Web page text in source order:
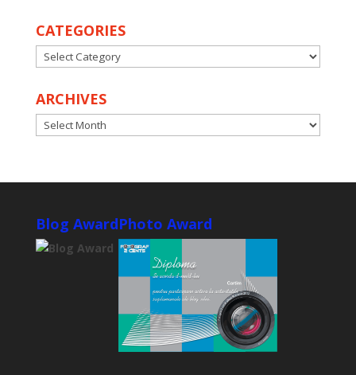
CATEGORIES
CATEGORIES
ARCHIVES
ARCHIVES
Blog AwardPhoto Award